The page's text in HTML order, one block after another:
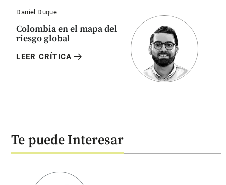
Daniel Duque
Colombia en el mapa del
riesgo global
LEER CRÍTICA arrow_right_alt
Te puede Interesar